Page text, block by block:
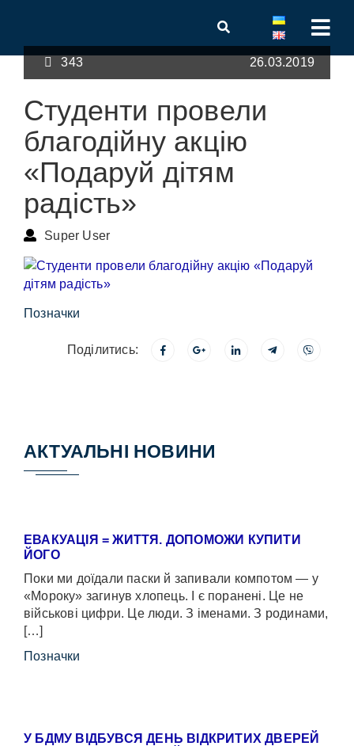
343 26.03.2019
Студенти провели
благодійну акцію
«Подаруй дітям
радість»
Super User
Позначки
Поділитись:
АКТУАЛЬНІ НОВИНИ
ЕВАКУАЦІЯ = ЖИТТЯ. ДОПОМОЖИ КУПИТИ
ЙОГО
Поки ми доїдали паски й запивали компотом — у
«Мороку» загинув хлопець. І є поранені. Це не
військові цифри. Це люди. З іменами. З родинами,
[…]
Позначки
У БДМУ ВІДБУВСЯ ДЕНЬ ВІДКРИТИХ ДВЕРЕЙ